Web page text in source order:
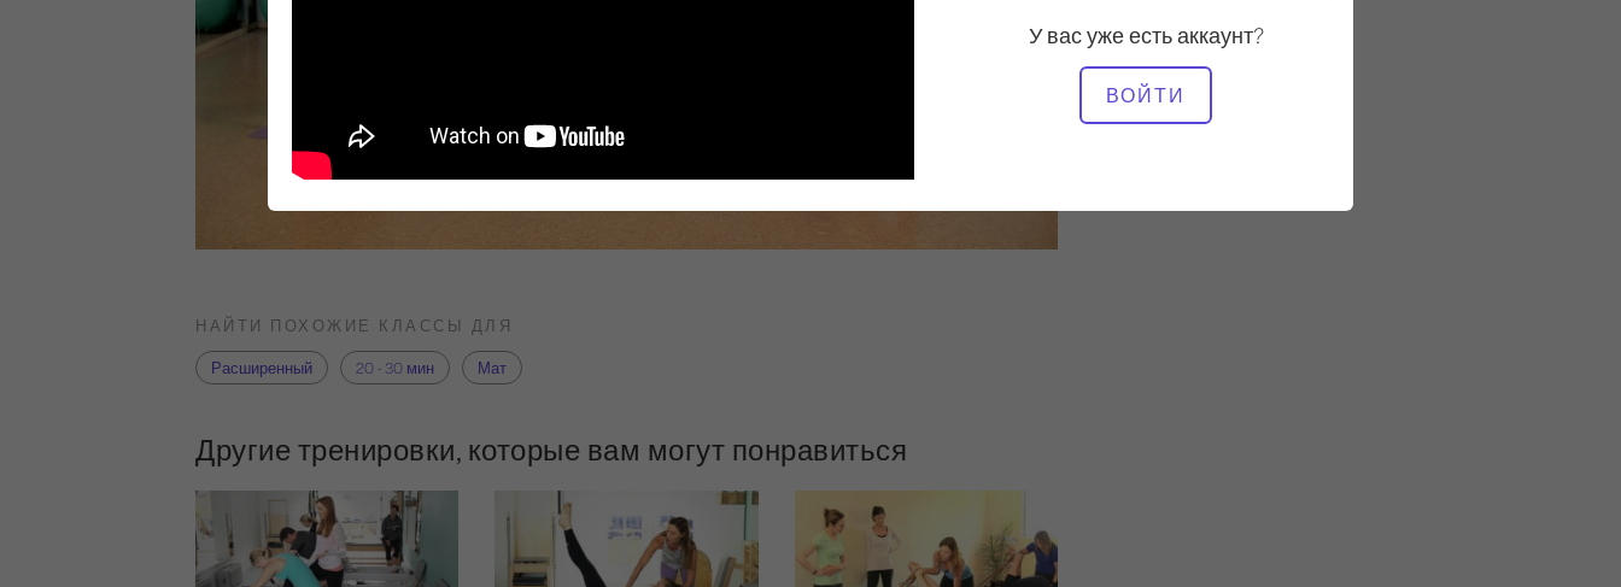
У вас уже есть аккаунт?
ВОЙТИ
НЕОБХОДИМОЕ
ОБОРУДОВАНИЕ
НАЙТИ ПОХОЖИЕ КЛАССЫ ДЛЯ
Расширенный
20 - 30 мин Мат
Другие тренировки, которые вам могут понравиться